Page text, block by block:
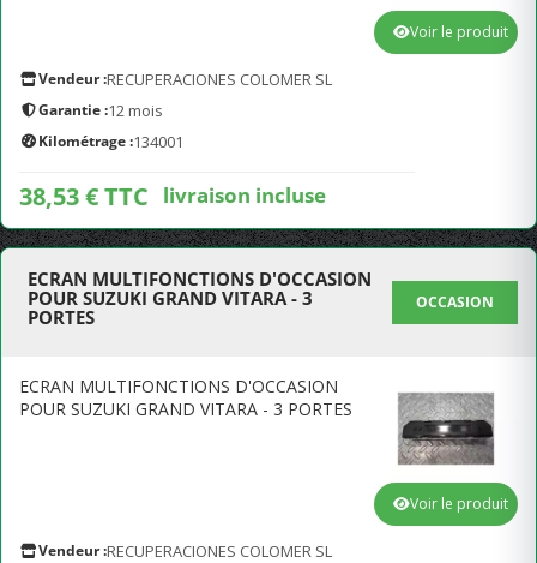
Vendeur :RECUPERACIONES COLOMER SL
Garantie :12 mois
Kilométrage :134001
38,53 € TTC livraison incluse
Voir le produit
ECRAN MULTIFONCTIONS D'OCCASION
POUR SUZUKI GRAND VITARA - 3
PORTES
OCCASION
ECRAN MULTIFONCTIONS D'OCCASION
POUR SUZUKI GRAND VITARA - 3 PORTES
Vendeur :RECUPERACIONES COLOMER SL
Voir le produit